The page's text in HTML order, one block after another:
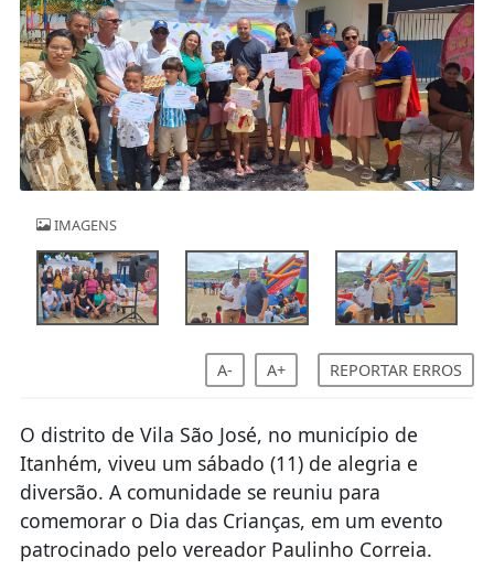
IMAGENS
A- A+ REPORTAR ERROS
O distrito de Vila São José, no município de
Itanhém, viveu um sábado (11) de alegria e
diversão. A comunidade se reuniu para
comemorar o Dia das Crianças, em um evento
patrocinado pelo vereador Paulinho Correia.